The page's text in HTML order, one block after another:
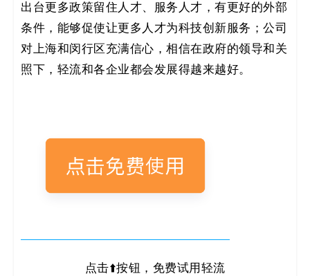
出台更多政策留住人才、服务人才，有更好的外部
条件，能够促使让更多人才为科技创新服务；公司
对上海和闵行区充满信心，相信在政府的领导和关
照下，轻流和各企业都会发展得越来越好。
点击⬆️按钮，免费试用轻流